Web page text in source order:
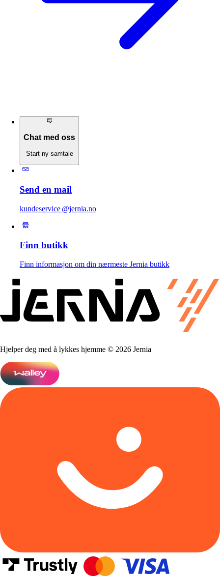
Chat med oss
Start ny samtale
Send en mail
kundeservice @jernia.no
Finn butikk
Finn informasjon om din nærmeste Jernia butikk
Hjelper deg med å lykkes hjemme © 2026 Jernia